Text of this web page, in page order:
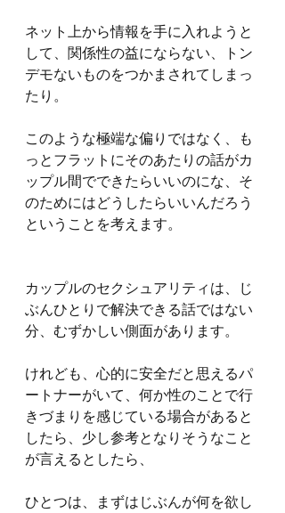
ネット上から情報を手に入れようと
して、関係性の益にならない、トン
デモないものをつかまされてしまっ
たり。
このような極端な偏りではなく、も
っとフラットにそのあたりの話がカ
ップル間でできたらいいのにな、そ
のためにはどうしたらいいんだろう
ということを考えます。
カップルのセクシュアリティは、じ
ぶんひとりで解決できる話ではない
分、むずかしい側面があります。
けれども、心的に安全だと思えるパ
ートナーがいて、何か性のことで行
きづまりを感じている場合があると
したら、少し参考となりそうなこと
が言えるとしたら、
ひとつは、まずはじぶんが何を欲し